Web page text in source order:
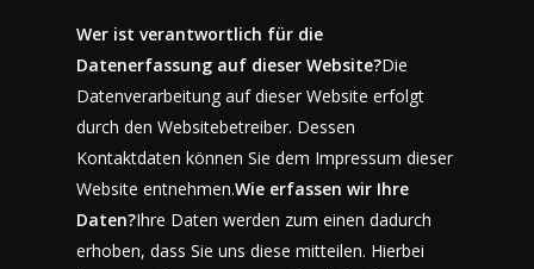
Wer ist verantwortlich für die
Datenerfassung auf dieser Website?Die
Datenverarbeitung auf dieser Website erfolgt
durch den Websitebetreiber. Dessen
Kontaktdaten können Sie dem Impressum dieser
Website entnehmen.Wie erfassen wir Ihre
Daten?Ihre Daten werden zum einen dadurch
erhoben, dass Sie uns diese mitteilen. Hierbei